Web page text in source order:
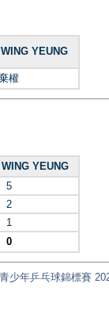
YEUNG
權
YEUNG
5
2
1
0
少年乒乓球錦標賽